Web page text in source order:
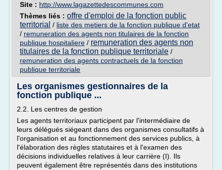
Site : http://www.lagazettedescommunes.com
Thèmes liés : offre d'emploi de la fonction public
territorial / liste des metiers de la fonction publique d'etat
/ remuneration des agents non titulaires de la fonction
publique hospitaliere / remuneration des agents non
titulaires de la fonction publique territoriale /
remuneration des agents contractuels de la fonction
publique territoriale
Les organismes gestionnaires de la
fonction publique ...
2.2. Les centres de gestion
Les agents territoriaux participent par l'intermédiaire de
leurs délégués siégeant dans des organismes consultatifs à
l'organisation et au fonctionnement des services publics, à
l'élaboration des règles statutaires et à l'examen des
décisions individuelles relatives à leur carrière (I). Ils
peuvent également être représentés dans des institutions